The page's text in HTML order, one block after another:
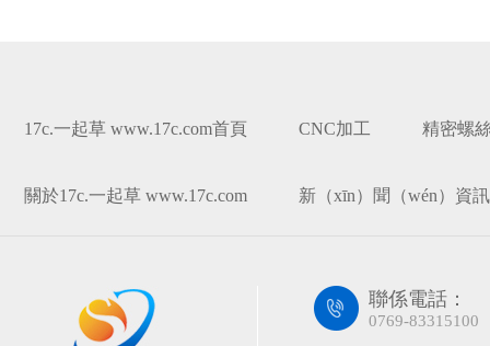
17c.一起草 www.17c.com首頁 CNC加工 精密螺
關於17c.一起草 www.17c.com 新（xīn）聞（wén）資訊
聯係電話：
0769-83315100